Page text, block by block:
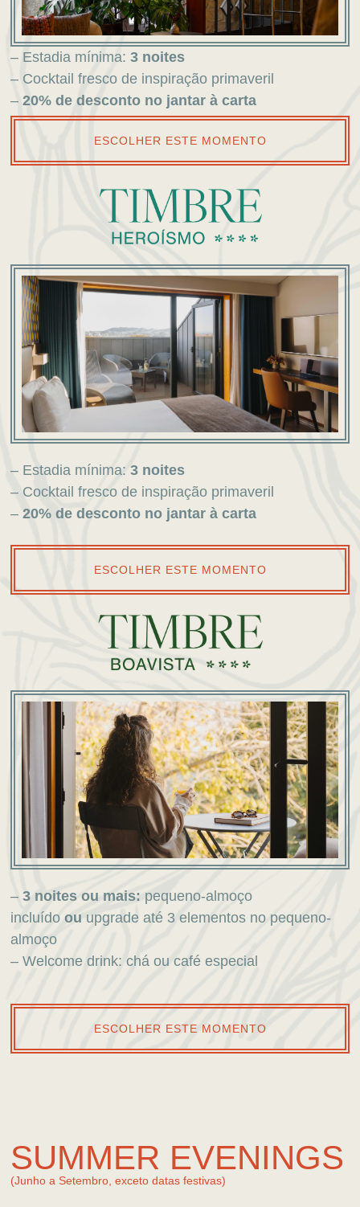
– Estadia mínima: 3 noites
– Cocktail fresco de inspiração primaveril
– 20% de desconto no jantar à carta
ESCOLHER ESTE MOMENTO
– Estadia mínima: 3 noites
– Cocktail fresco de inspiração primaveril
– 20% de desconto no jantar à carta
ESCOLHER ESTE MOMENTO
– 3 noites ou mais: pequeno-almoço
incluído ou upgrade até 3 elementos no pequeno-
almoço
– Welcome drink: chá ou café especial
ESCOLHER ESTE MOMENTO
SUMMER EVENINGS
(Junho a Setembro, exceto datas festivas)